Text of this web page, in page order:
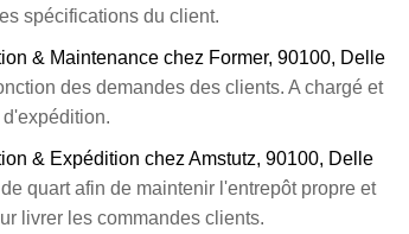
spécifications du client.
& Maintenance chez Former, 90100, Delle
des demandes des clients. A chargé et
& Expédition chez Amstutz, 90100, Delle
quart afin de maintenir l'entrepôt propre et
livrer les commandes clients.